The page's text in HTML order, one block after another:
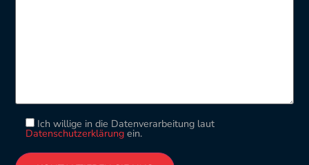
Ich willige in die Datenverarbeitung laut
Datenschutzerklärungein.
Please leave this field empty.